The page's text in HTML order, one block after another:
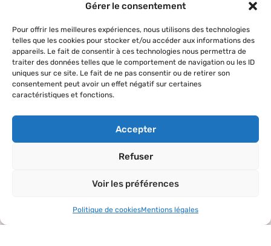
Gérer le consentement
Pour offrir les meilleures expériences, nous utilisons des technologies
telles que les cookies pour stocker et/ou accéder aux informations des
appareils. Le fait de consentir à ces technologies nous permettra de
traiter des données telles que le comportement de navigation ou les ID
uniques sur ce site. Le fait de ne pas consentir ou de retirer son
consentement peut avoir un effet négatif sur certaines
caractéristiques et fonctions.
Accepter
Refuser
Voir les préférences
Politique de cookiesMentions légales
Nous contacter
Qui sommes-
nous ?
Nos valeurs
La charte AVF
Nos actions
Accueil des
nouveaux
arrivants
Rencontres
Activités et
Le réseau
AVF
Répertoire
des AVF
réseau
Suivez-nous